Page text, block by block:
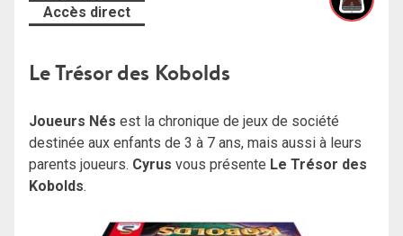
Accès direct
Le Trésor des Kobolds
Joueurs Nés est la chronique de jeux de société
destinée aux enfants de 3 à 7 ans, mais aussi à leurs
parents joueurs. Cyrus vous présente Le Trésor des
Kobolds.